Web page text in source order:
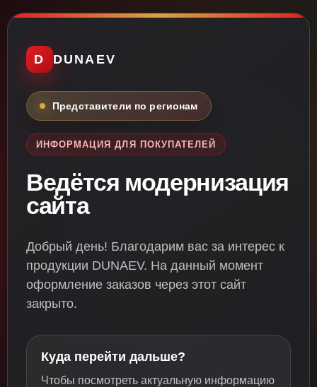
D DUNAEV
Представители по регионам
ИНФОРМАЦИЯ ДЛЯ ПОКУПАТЕЛЕЙ
Ведётся модернизация
сайта
Добрый день! Благодарим вас за интерес к
продукции DUNAEV. На данный момент
оформление заказов через этот сайт
закрыто.
Куда перейти дальше?
Чтобы посмотреть актуальную информацию